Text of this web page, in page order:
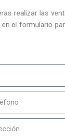
realizar las
el formulario